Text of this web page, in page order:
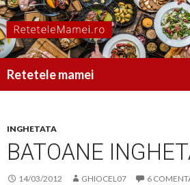
Retetele mamei
INGHETATA
BATOANE
14/03/2012 GHIOCEL07 6